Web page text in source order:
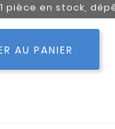
pièce en stock,
AU PANIER